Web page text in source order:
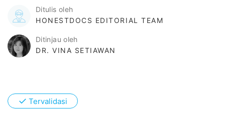
Ditulis oleh
HONESTDOCS EDITORIAL TEAM
Ditinjau oleh
DR. VINA SETIAWAN
✓ Tervalidasi